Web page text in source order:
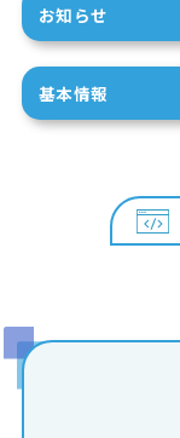
お知らせ
基本情報